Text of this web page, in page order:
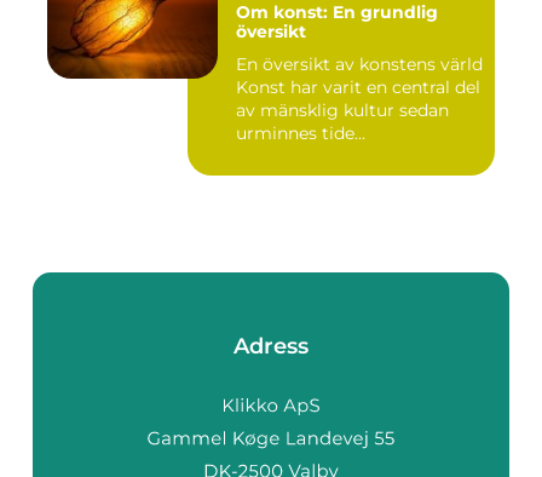
Om konst: En grundlig
översikt
En översikt av konstens värld
Konst har varit en central del
av mänsklig kultur sedan
urminnes tide...
Adress